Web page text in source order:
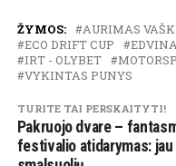
ŽYMOS: AURIMAS
ECO DRIFT CUP
IRT - OLYBET
VYKINTAS PUNYS
TURITE TAI PERSKAITYTI!
Pakruojo dvare –
festivalio atidarymas: